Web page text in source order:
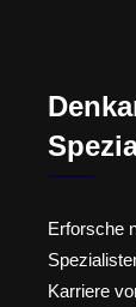
Erforsche
Karriere